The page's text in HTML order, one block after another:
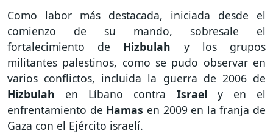
Como labor más destacada, iniciada desde el
comienzo de su mando, sobresale el
fortalecimiento de Hizbulah y los grupos
militantes palestinos, como se pudo observar en
varios conflictos, incluida la guerra de 2006 de
Hizbulah en Líbano contra Israel y en el
enfrentamiento de Hamas en 2009 en la franja de
Gaza con el Ejército israelí.